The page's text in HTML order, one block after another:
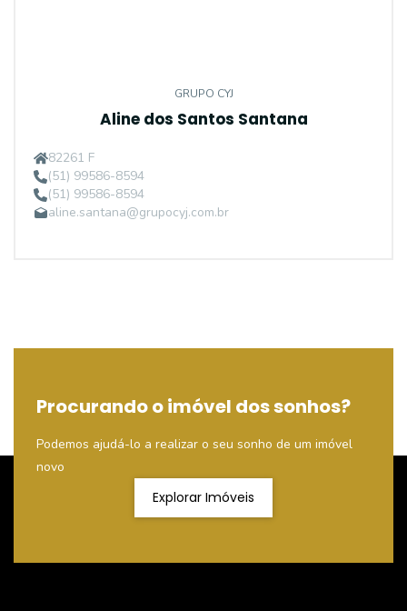
GRUPO CYJ
Aline dos Santos Santana
82261 F
(51) 99586-8594
(51) 99586-8594
aline.santana@grupocyj.com.br
Procurando o imóvel dos sonhos?
Podemos ajudá-lo a realizar o seu sonho de um imóvel
novo
Explorar Imóveis